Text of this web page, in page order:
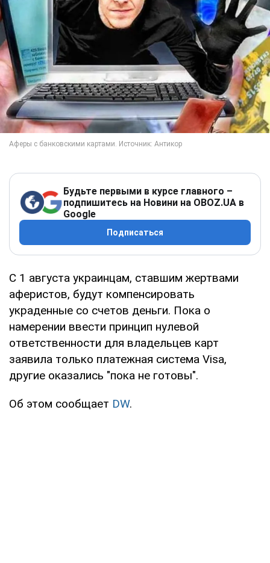
Будьте первыми в курсе главного –
подпишитесь на Новини на OBOZ.UA в
Google
Подписаться
С 1 августа украинцам, ставшим жертвами
аферистов, будут компенсировать
украденные со счетов деньги. Пока о
намерении ввести принцип нулевой
ответственности для владельцев карт
заявила только платежная система Visa,
другие оказались "пока не готовы".
Об этом сообщает DW.